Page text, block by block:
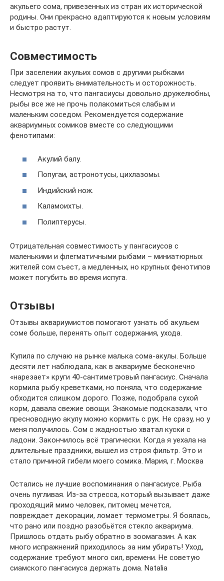
акульего сома, привезенных из стран их исторической
родины. Они прекрасно адаптируются к новым условиям
и быстро растут.
Совместимость
При заселении акульих сомов с другими рыбками
следует проявить внимательность и осторожность.
Несмотря на то, что пангасиусы довольно дружелюбны,
рыбы все же не прочь полакомиться слабым и
маленьким соседом. Рекомендуется содержание
аквариумных сомиков вместе со следующими
фенотипами:
Акулий балу.
Попугаи, астронотусы, цихлазомы.
Индийский нож.
Каламоихты.
Полиптерусы.
Отрицательная совместимость у пангасиусов с
маленькими и флегматичными рыбами – миниатюрных
жителей сом съест, а медленных, но крупных фенотипов
может погубить во время испуга.
Отзывы
Отзывы аквариумистов помогают узнать об акульем
соме больше, перенять опыт содержания, ухода.
Купила по случаю на рынке малька сома-акулы. Больше
десяти лет наблюдала, как в аквариуме бесконечно
«нарезает» круги 40-сантиметровый пангасиус. Сначала
кормила рыбу креветками, но поняла, что содержание
обходится слишком дорого. Позже, подобрала сухой
корм, давала свежие овощи. Знакомые подсказали, что
пресноводную акулу можно кормить с рук. Не сразу, но у
меня получилось. Сом с жадностью хватал куски с
ладони. Закончилось всё трагически. Когда я уехала на
длительные праздники, вышел из строя фильтр. Это и
стало причиной гибели моего сомика. Мария, г. Москва
Остались не лучшие воспоминания о пангасиусе. Рыба
очень пугливая. Из-за стресса, который вызывает даже
проходящий мимо человек, питомец мечется,
повреждает декорации, ломает термометры. Я боялась,
что рано или поздно разобьётся стекло аквариума.
Пришлось отдать рыбу обратно в зоомагазин. А как
много испражнений приходилось за ним убирать! Уход,
содержание требуют много сил, времени. Не советую
сиамского пангасиуса держать дома. Natalia